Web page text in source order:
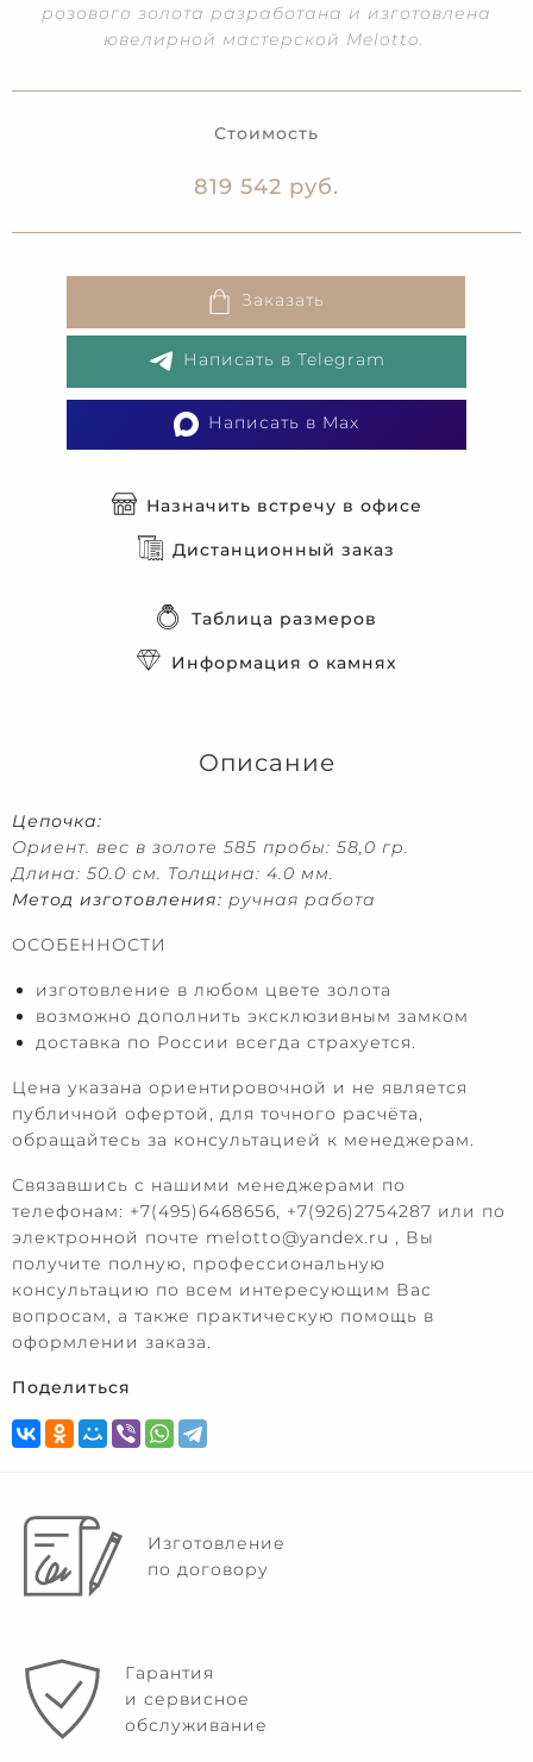
розового золота разработана и изготовлена
ювелирной мастерской Melotto.
Стоимость
819 542 руб.
Заказать
Написать в Telegram
Написать в Max
Назначить встречу в офисе
Дистанционный заказ
Таблица размеров
Информация о камнях
Описание
Цепочка:
Ориент. вес в золоте 585 пробы: 58,0 гр.
Длина: 50.0 см. Толщина: 4.0 мм.
Метод изготовления: ручная работа
ОСОБЕННОСТИ
изготовление в любом цвете золота
возможно дополнить эксклюзивным замком
доставка по России всегда страхуется.
Цена указана ориентировочной и не является
публичной офертой, для точного расчёта,
обращайтесь за консультацией к менеджерам.
Связавшись с нашими менеджерами по
телефонам: +7(495)6468656, +7(926)2754287 или по
электронной почте melotto@yandex.ru , Вы
получите полную, профессиональную
консультацию по всем интересующим Вас
вопросам, а также практическую помощь в
оформлении заказа.
Поделиться
Изготовление
по договору
Гарантия
и сервисное
обслуживание